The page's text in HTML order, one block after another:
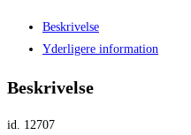
Beskrivelse
Yderligere information
Beskrivelse
id. 12707